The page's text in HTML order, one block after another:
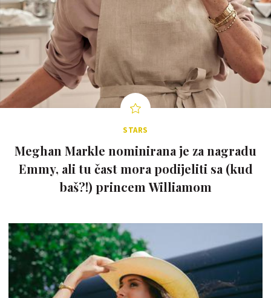
STARS
Meghan Markle nominirana je za nagradu
Emmy, ali tu čast mora podijeliti sa (kud
baš?!) princem Williamom